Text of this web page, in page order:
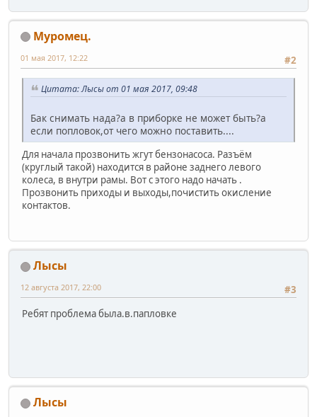
Муромец.
#2
01 мая 2017, 12:22
Цитата: Лысы от 01 мая 2017, 09:48
Бак снимать нада?а в приборке не может быть?а
если попловок,от чего можно поставить....
Для начала прозвонить жгут бензонасоса. Разъём
(круглый такой) находится в районе заднего левого
колеса, в внутри рамы. Вот с этого надо начать .
Прозвонить приходы и выходы,почистить окисление
контактов.
Лысы
#3
12 августа 2017, 22:00
Ребят проблема была.в.папловке
Лысы